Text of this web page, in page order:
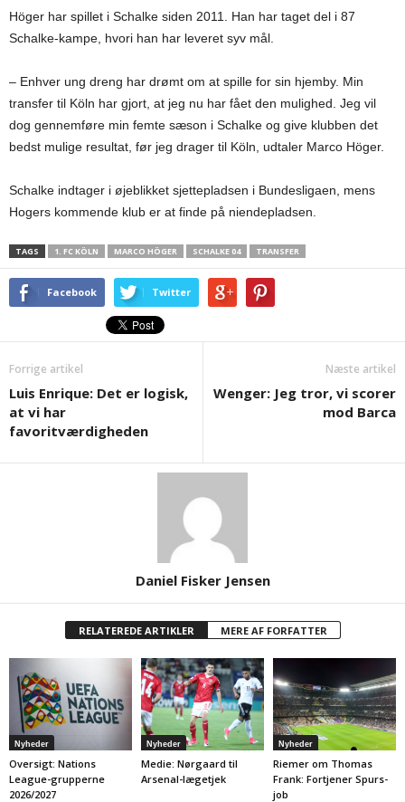
Höger har spillet i Schalke siden 2011. Han har taget del i 87
Schalke-kampe, hvori han har leveret syv mål.
– Enhver ung dreng har drømt om at spille for sin hjemby. Min
transfer til Köln har gjort, at jeg nu har fået den mulighed. Jeg vil
dog gennemføre min femte sæson i Schalke og give klubben det
bedst mulige resultat, før jeg drager til Köln, udtaler Marco Höger.
Schalke indtager i øjeblikket sjettepladsen i Bundesligaen, mens
Hogers kommende klub er at finde på niendepladsen.
TAGS 1. FC KÖLN MARCO HÖGER SCHALKE 04 TRANSFER
Facebook Twitter
Forrige artikel
Luis Enrique: Det er logisk,
at vi har
favoritværdigheden
Næste artikel
Wenger: Jeg tror, vi scorer
mod Barca
Daniel Fisker Jensen
RELATEREDE ARTIKLER MERE AF FORFATTER
Nyheder
Oversigt: Nations
League-grupperne
2026/2027
Nyheder
Medie: Nørgaard til
Arsenal-lægetjek
Nyheder
Riemer om Thomas
Frank: Fortjener Spurs-
job